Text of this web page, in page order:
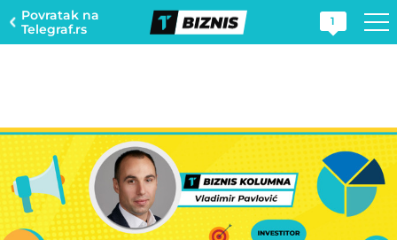
Povratak na
Telegraf.rs
1